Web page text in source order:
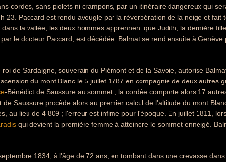
cordes, sans piolets ni crampons, par un itinéraire dangereux qui
23. Paccard est rendu aveugle par la réverbération de la neige et fait
la vallée, les deux hommes apprennent que Judith, la dernière
le docteur Paccard, est décédée. Balmat se rend ensuite à
de Sardaigne, souverain du Piémont et de la Savoie, autorise
du mont Blanc le 5 juillet 1787 en compagnie de deux autres
-Bénédict de Saussure au sommet ; la cordée comporte alors 17
de Saussure procède alors au premier calcul de l'altitude du mont
au lieu de 4 809 ; l'erreur est infime pour l'époque. En juillet 1811,
qui devient la première femme à atteindre le sommet enneigé.
1834, à l'âge de 72 ans, en tombant dans une crevasse